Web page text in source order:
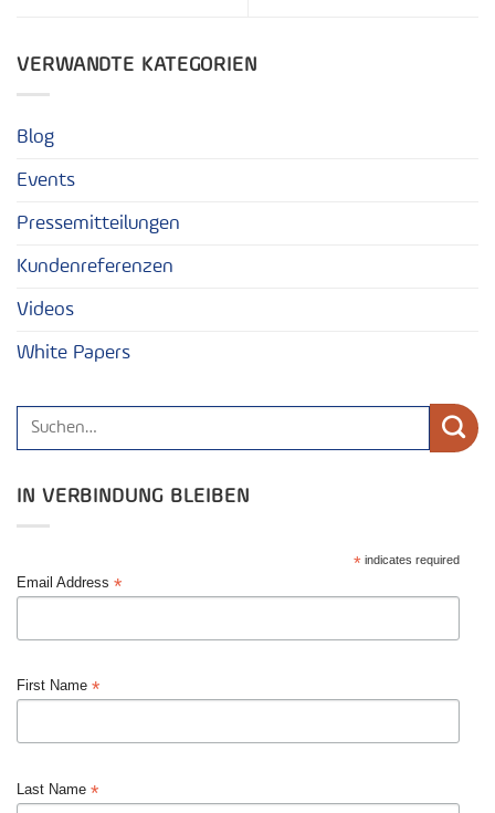
VERWANDTE KATEGORIEN
Blog
Events
Pressemitteilungen
Kundenreferenzen
Videos
White Papers
IN VERBINDUNG BLEIBEN
* indicates required
Email Address *
First Name *
Last Name *